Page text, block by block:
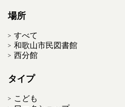
場所
すべて
和歌山市民図書館
西分館
タイプ
こども